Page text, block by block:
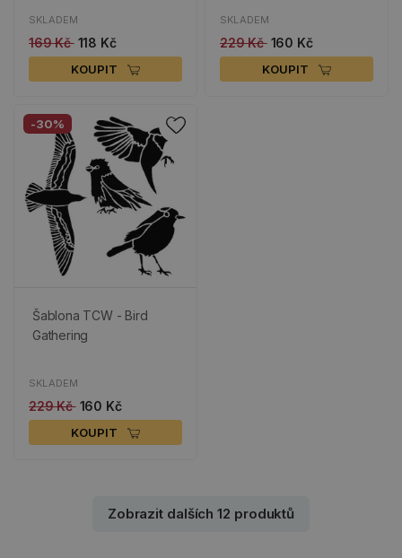
SKLADEM
169 Kč 118 Kč
KOUPIT
SKLADEM
229 Kč 160 Kč
KOUPIT
-30%
Šablona TCW - Bird
Gathering
SKLADEM
229 Kč 160 Kč
KOUPIT
Zobrazit dalších 12 produktů